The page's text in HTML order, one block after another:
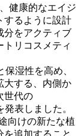
健康的なエイジ
するように設計
分をアクティブ
トリコスメティ
湿性を高め、
大する、内側か
世代の
表しました。
向けの新たな植